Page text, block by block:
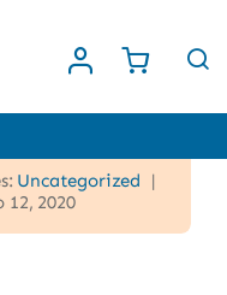
Uncategorized
|
2020